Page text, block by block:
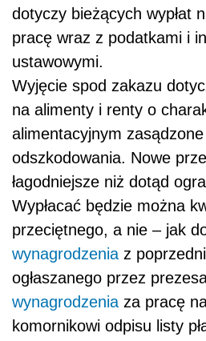
dotyczy bieżących wypłat
pracę wraz z podatkami i
ustawowymi.
Wyjęcie spod zakazu
na alimenty i renty o
alimentacyjnym zasądzone
odszkodowania. Nowe
łagodniejsze niż dotąd
Wypłacać będzie można
przeciętnego, a nie – jak
wynagrodzenia z
ogłaszanego przez
wynagrodzenia za pracę
komornikowi odpisu listy